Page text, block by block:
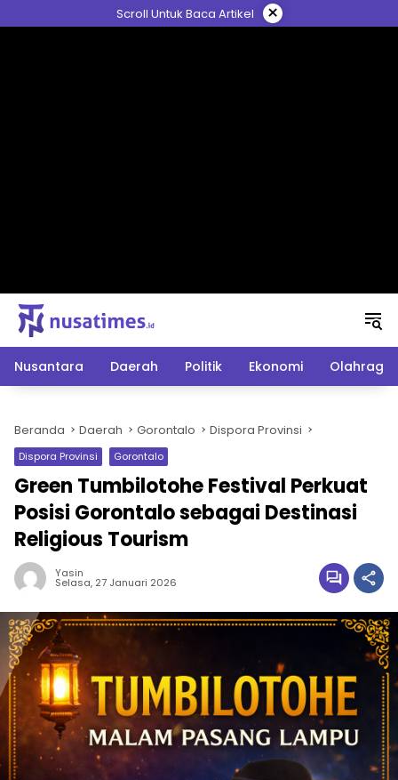
ke
Scroll Untuk Baca Artikel ×
Nusantara Daerah Politik Ekonomi Olahraga
Beranda Daerah Gorontalo Dispora Provinsi
Dispora Provinsi Gorontalo
Green Tumbilotohe Festival Perkuat
Posisi Gorontalo sebagai Destinasi
Religious Tourism
Yasin
Selasa, 27 Januari 2026